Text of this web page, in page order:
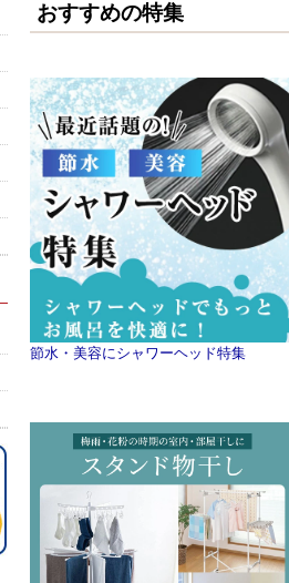
おすすめの特集
節水・美容にシャワーヘッド特集